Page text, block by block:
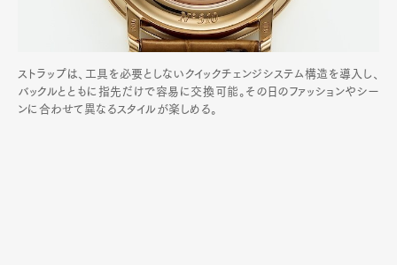
ストラップは、工具を必要としないクイックチェンジシステム構造を導入し、
バックルとともに指先だけで容易に交換可能。その日のファッションやシー
ンに合わせて異なるスタイルが楽しめる。